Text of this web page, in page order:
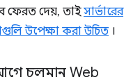
ফেরত দেয়, তাইসার্ভারের
উপেক্ষা করা উচিত ।
আগে চলমান Web